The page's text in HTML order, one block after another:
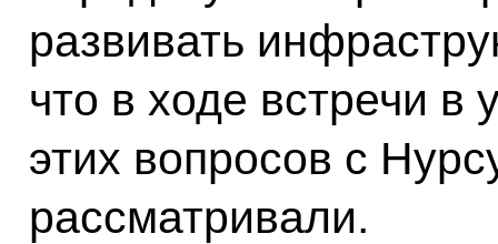
развивать
что в ходе встречи в
этих вопросов с
рассматривали.